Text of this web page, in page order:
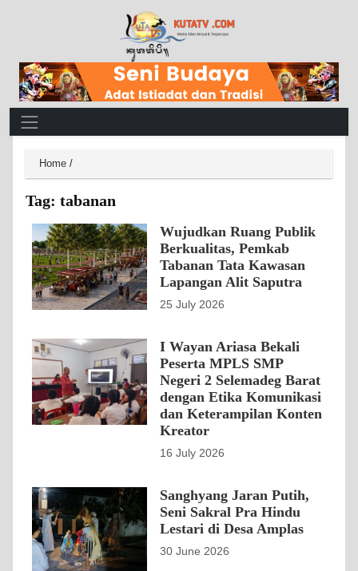
Main Navigation
Home /
Tag: tabanan
Wujudkan Ruang Publik
Berkualitas, Pemkab
Tabanan Tata Kawasan
Lapangan Alit Saputra
25 July 2026
I Wayan Ariasa Bekali
Peserta MPLS SMP
Negeri 2 Selemadeg Barat
dengan Etika Komunikasi
dan Keterampilan Konten
Kreator
16 July 2026
Sanghyang Jaran Putih,
Seni Sakral Pra Hindu
Lestari di Desa Amplas
30 June 2026